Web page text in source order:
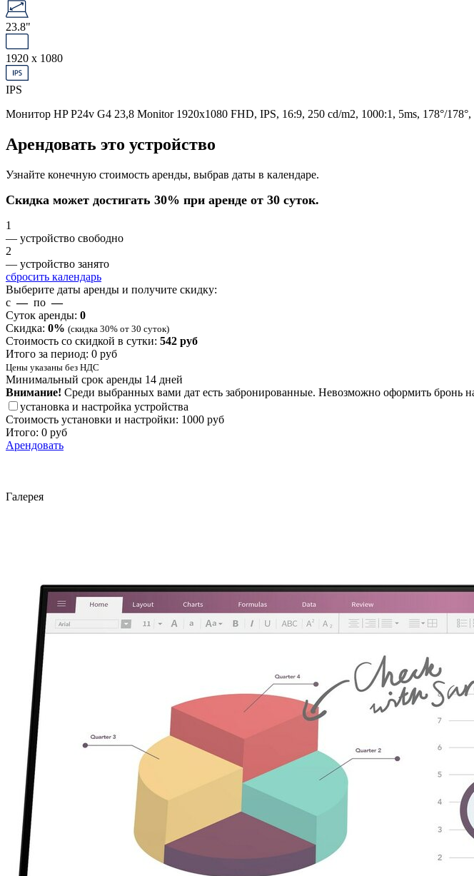
23.8"
1920 x 1080
IPS
Монитор HP P24v G4 23,8 Monitor 1920x1080 FHD, IPS, 16:9, 250 cd/m2, 1000:1, 5ms, 178°/
Арендовать это устройство
Узнайте конечную стоимость аренды, выбрав даты в календаре.
Скидка может достигать 30% при аренде от 30 суток.
1
— устройство свободно
2
— устройство занято
сбросить календарь
Выберите даты аренды и получите скидку:
с — по —
Суток аренды: 0
Скидка: 0% (скидка 30% от 30 суток)
Стоимость со скидкой в сутки: 542 руб
Итого за период: 0 руб
Цены указаны без НДС
Минимальный срок аренды 14 дней
Внимание! Среди выбранных вами дат есть забронированные. Невозможно оформить бронь
установка и настройка устройства
Стоимость установки и настройки: 1000 руб
Итого: 0 руб
Арендовать
Галерея